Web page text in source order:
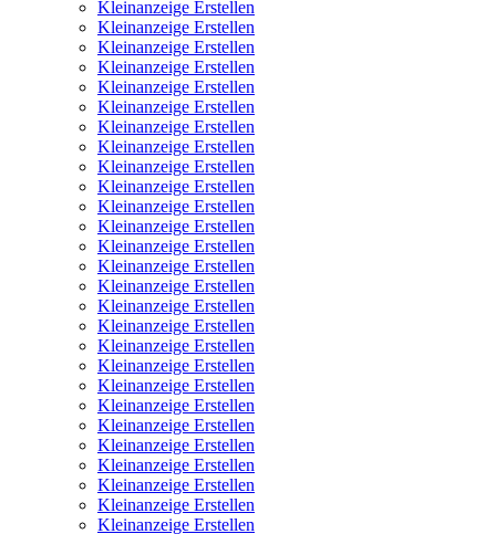
Kleinanzeige Erstellen
Kleinanzeige Erstellen
Kleinanzeige Erstellen
Kleinanzeige Erstellen
Kleinanzeige Erstellen
Kleinanzeige Erstellen
Kleinanzeige Erstellen
Kleinanzeige Erstellen
Kleinanzeige Erstellen
Kleinanzeige Erstellen
Kleinanzeige Erstellen
Kleinanzeige Erstellen
Kleinanzeige Erstellen
Kleinanzeige Erstellen
Kleinanzeige Erstellen
Kleinanzeige Erstellen
Kleinanzeige Erstellen
Kleinanzeige Erstellen
Kleinanzeige Erstellen
Kleinanzeige Erstellen
Kleinanzeige Erstellen
Kleinanzeige Erstellen
Kleinanzeige Erstellen
Kleinanzeige Erstellen
Kleinanzeige Erstellen
Kleinanzeige Erstellen
Kleinanzeige Erstellen